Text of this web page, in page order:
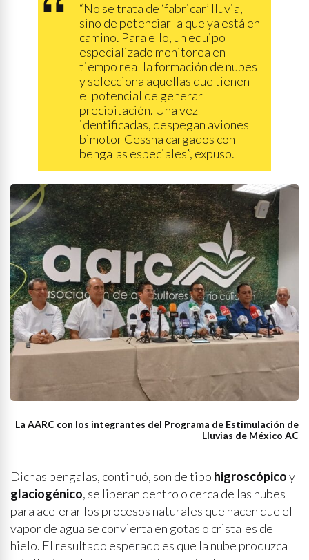
“No se trata de ‘fabricar’ lluvia,
sino de potenciar la que ya está en
camino. Para ello, un equipo
especializado monitorea en
tiempo real la formación de nubes
y selecciona aquellas que tienen
el potencial de generar
precipitación. Una vez
identificadas, despegan aviones
bimotor Cessna cargados con
bengalas especiales”, expuso.
La AARC con los integrantes del Programa de Estimulación de
Lluvias de México AC
Dichas bengalas, continuó, son de tipo higroscópicoy
glaciogénico, se liberan dentro o cerca de las nubes
para acelerar los procesos naturales que hacen que el
vapor de agua se convierta en gotas o cristales de
hielo. El resultado esperado es que la nube produzca